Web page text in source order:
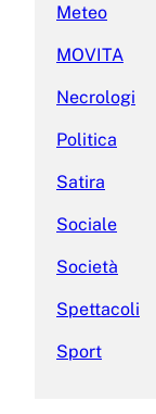
Meteo
MOVITA
Necrologi
Politica
Satira
Sociale
Società
Spettacoli
Sport